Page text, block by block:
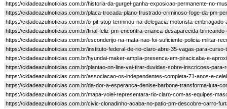
https://cidadeazulnoticias.com.br/historia-da-gurgel-ganha-exposicao-permanente-no-
https://cidadeazulnoticias.com.br/placa-trocada-plano-frustrado-criminoso-foge-da-pm-
https://cidadeazulnoticias.com.br/o-pit-stop-terminou-na-delegacia-motorista-
https://cidadeazulnoticias.com.br/final-feliz-pm-encontra-crianca-desaparecida-
https://cidadeazulnoticias.com.br/esconderijo-na-mata-nao-foi-suficiente-policia-militar-
https://cidadeazulnoticias.com.br/instituto-federal-de-rio-claro-abre-35-vagas-para-
https://cidadeazulnoticias.com.br/hyundai-maker-amplia-presenca-em-piracicaba-e-
https://cidadeazulnoticias.com.br/plantao-on-line-vai-tirar-duvidas-sobre-inscricoes-para-
https://cidadeazulnoticias.com.br/associacao-os-independentes-completa-71-anos-e-
https://cidadeazulnoticias.com.br/da-dor-a-esperanca-denise-barbone-transforma-luta-
https://cidadeazulnoticias.com.br/mapa-volei-representara-rio-claro-com-as-equipes-
https://cidadeazulnoticias.com.br/civic-clonadinho-acaba-no-patio-pm-descobre-carro-